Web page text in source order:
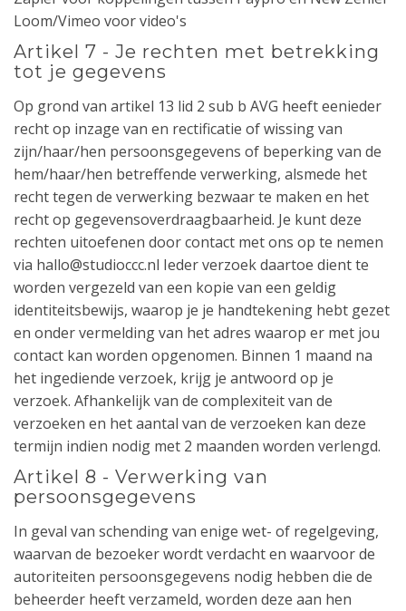
Loom/Vimeo voor video's
Artikel 7 - Je rechten met betrekking
tot je gegevens
Op grond van artikel 13 lid 2 sub b AVG heeft eenieder
recht op inzage van en rectificatie of wissing van
zijn/haar/hen persoonsgegevens of beperking van de
hem/haar/hen betreffende verwerking, alsmede het
recht tegen de verwerking bezwaar te maken en het
recht op gegevensoverdraagbaarheid. Je kunt deze
rechten uitoefenen door contact met ons op te nemen
via hallo@studioccc.nl Ieder verzoek daartoe dient te
worden vergezeld van een kopie van een geldig
identiteitsbewijs, waarop je je handtekening hebt gezet
en onder vermelding van het adres waarop er met jou
contact kan worden opgenomen. Binnen 1 maand na
het ingediende verzoek, krijg je antwoord op je
verzoek. Afhankelijk van de complexiteit van de
verzoeken en het aantal van de verzoeken kan deze
termijn indien nodig met 2 maanden worden verlengd.
Artikel 8 - Verwerking van
persoonsgegevens
In geval van schending van enige wet- of regelgeving,
waarvan de bezoeker wordt verdacht en waarvoor de
autoriteiten persoonsgegevens nodig hebben die de
beheerder heeft verzameld, worden deze aan hen